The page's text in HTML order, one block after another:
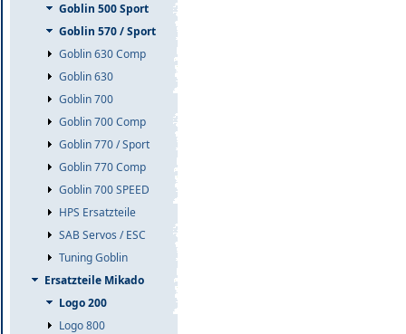
Goblin 500 Sport
Goblin 570 / Sport
Goblin 630 Comp
Goblin 630
Goblin 700
Goblin 700 Comp
Goblin 770 / Sport
Goblin 770 Comp
Goblin 700 SPEED
HPS Ersatzteile
SAB Servos / ESC
Tuning Goblin
Ersatzteile Mikado
Logo 200
Logo 800